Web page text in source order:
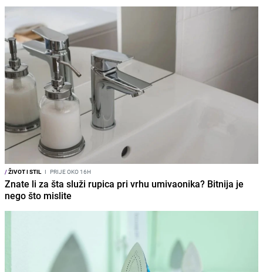
/ŽIVOT I STIL I PRIJE OKO 16H
Znate li za šta služi rupica pri vrhu umivaonika? Bitnija je
nego što mislite